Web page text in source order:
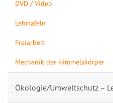
DVD / Video
Lehrtafeln
Freiarbeit
Mechanik der Himmelskörper
Ökologie/Umweltschutz –